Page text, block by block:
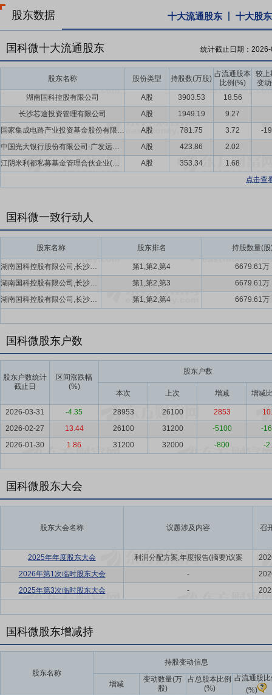
股东数据 十大流通股东 十大股东
国科微十大流通股东 统计截止日期：
股东名称 股份类型 持股数(万股)
占流通股本
比例(%)
较上
变
湖南国科控股有限公司
A股 3903.53
18.56
长沙芯途投资管理有限公司
A股 1949.19
9.27
国家集成电路产业投资基金股份有限公司
A股 781.75 3.72
-
中国光大银行股份有限公司-广发远见智选混合型证券投资基金
A股 423.86
2.02
江阴米利都私募基金管理合伙企业(有限合伙)-米利都新动力私募证券投资基金
A股 353.34
1.68
点击查
国科微一致行动人
股东名称 股东排名 持股数量(股
湖南国科控股有限公司,长沙芯途投资管理有限公司,向平 第1,第2,第4
6679.61万
湖南国科控股有限公司,长沙芯途投资管理有限公司,向平
第1,第2,第3
6679.61万
湖南国科控股有限公司,长沙芯途投资管理有限公司,向平
第1,第2,第4 6679.61万
国科微股东户数
股东户数统计
截止日
区间涨跌幅
(%)
股东户数
本次 上次 增减 增减
2026-03-31 -4.35 28953 26100 2853
2026-02-27
13.44 26100 31200 -5100
-
2026-01-30
1.86 31200 32000 -800 -
国科微股东大会
股东大会名称 议题涉及内容 召
2025年年度股东大会 利润分配方案,年度报告(摘要)议案
2026年第1次临时股东大会
-
2025年第3次临时股东大会
-
国科微股东增减持
股东名称
持股变动信息
增减
变动数量(万
股)
占总股本比例
(%)
占流通股
(%)